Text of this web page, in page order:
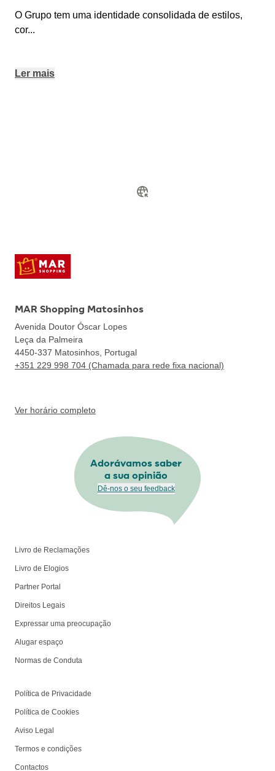
O Grupo tem uma identidade consolidada de estilos,
cor...
Ler mais
MAR Shopping Matosinhos
Avenida Doutor Óscar Lopes
Leça da Palmeira
4450-337 Matosinhos, Portugal
+351 229 998 704 (Chamada para rede fixa nacional)
Ver horário completo
Adorávamos saber
a sua opinião
Dê-nos o seu feedback
Livro de Reclamações
Livro de Elogios
Partner Portal
Direitos Legais
Expressar uma preocupação
Alugar espaço
Normas de Conduta
Política de Privacidade
Política de Cookies
Aviso Legal
Termos e condições
Contactos